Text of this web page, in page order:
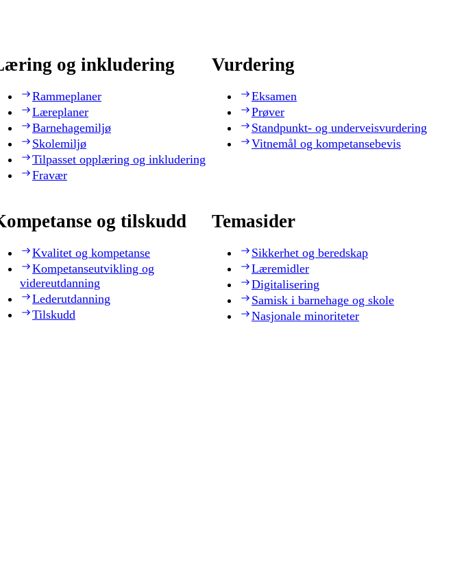
og inkludering
Rammeplaner
Læreplaner
Barnehagemiljø
Skolemiljø
Tilpasset opplæring og inkludering
Fravær
Vurdering
Eksamen
Prøver
Standpunkt- og underveisvurdering
Vitnemål og kompetansebevis
og tilskudd
Kvalitet og kompetanse
Kompetanseutvikling og
videreutdanning
Lederutdanning
Tilskudd
Temasider
Sikkerhet og beredskap
Læremidler
Digitalisering
Samisk i barnehage og skole
Nasjonale minoriteter